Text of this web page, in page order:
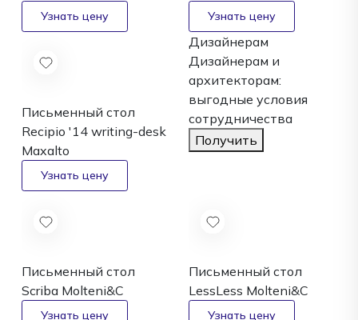
Письменный стол
Recipio '14 writing-desk
Maxalto
Дизайнерам
Дизайнерам и
архитекторам:
выгодные условия
сотрудничества
Получить
Письменный стол
Scriba Molteni&C
Письменный стол
LessLess Molteni&C